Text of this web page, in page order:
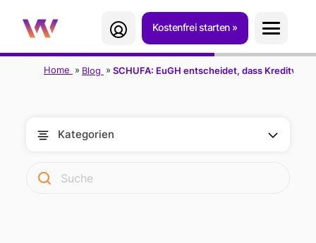
Kostenfrei starten
Home Blog SCHUFA: EuGH entscheidet, dass
Kategorien